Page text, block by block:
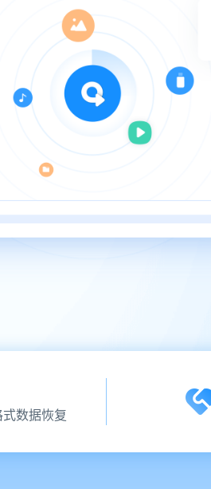
数据恢复